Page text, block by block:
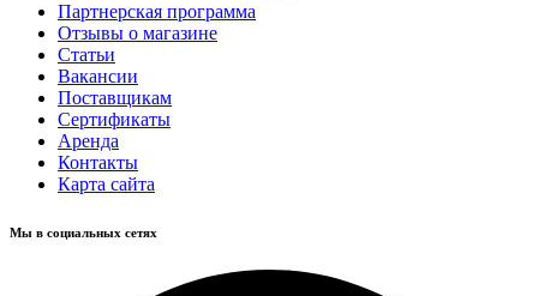
Партнерская программа
Отзывы о магазине
Статьи
Вакансии
Поставщикам
Сертификаты
Аренда
Контакты
Карта сайта
Мы в социальных сетях